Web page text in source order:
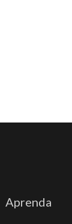
Aprenda